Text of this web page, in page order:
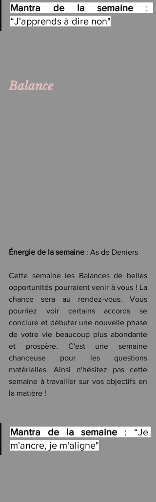
Mantra de la semaine :
“J'apprends à dire non"
Balance
Énergie de la semaine : As de Deniers
Cette semaine les Balances de belles
opportunités pourraient venir à vous ! La
chance sera au rendez-vous. Vous
pourriez voir certains accords se
conclure et débuter une nouvelle phase
de votre vie beaucoup plus abondante
et prospère. C'est une semaine
chanceuse pour les questions
matérielles. Ainsi n'hésitez pas cette
semaine à travailler sur vos objectifs en
la matière !
Mantra de la semaine : “Je
m'ancre, je m'aligne"